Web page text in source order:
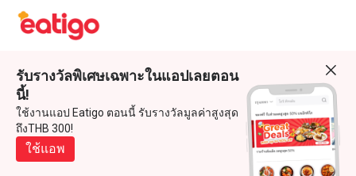
รับรางวัลพิเศษเฉพาะในแอปเลยตอน
นี้!
ใช้งานแอป Eatigo ตอนนี้ รับรางวัลมูลค่าสูงสุด
ถึงTHB 300!
ใช้แอพ